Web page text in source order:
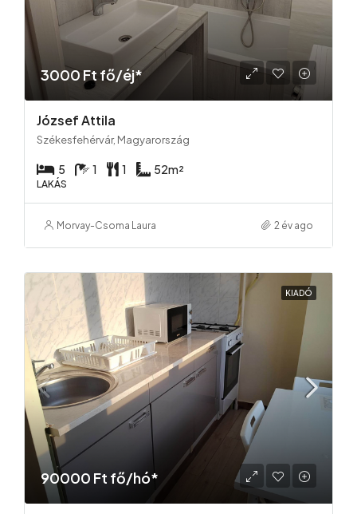
3000 Ft fő/éj*
József Attila
Székesfehérvár, Magyarország
5 1 1 52m²
LAKÁS
Morvay-Csoma Laura 2 év ago
KIADÓ
90000 Ft fő/hó*